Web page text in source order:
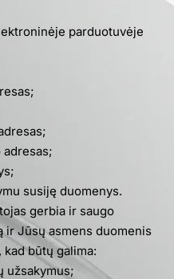
parduotuvėje
adresas;
susiję duomenys.
gerbia ir saugo
ir Jūsų asmens duomenis
būtų galima:
užsakymus;